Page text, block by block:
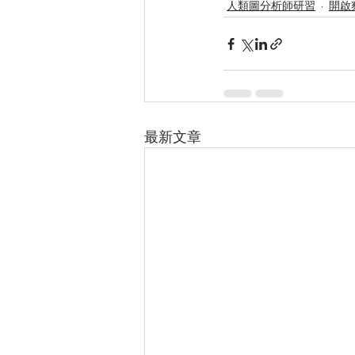
人類圖分析師研習 開啟
最新文章